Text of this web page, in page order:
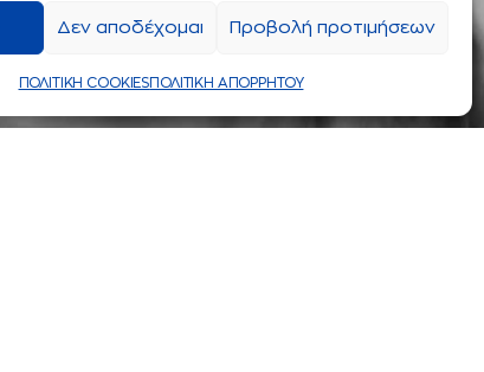
Δεν αποδέχομαι Προβολή προτιμήσεων
ΠΟΛΙΤΙΚΗ COOKIESΠΟΛΙΤΙΚΗ ΑΠΟΡΡΗΤΟΥ